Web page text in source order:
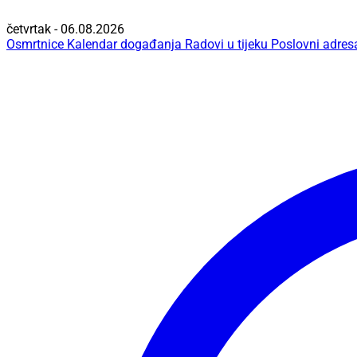
četvrtak - 06.08.2026
Osmrtnice Kalendar događanja Radovi u tijeku Poslovni